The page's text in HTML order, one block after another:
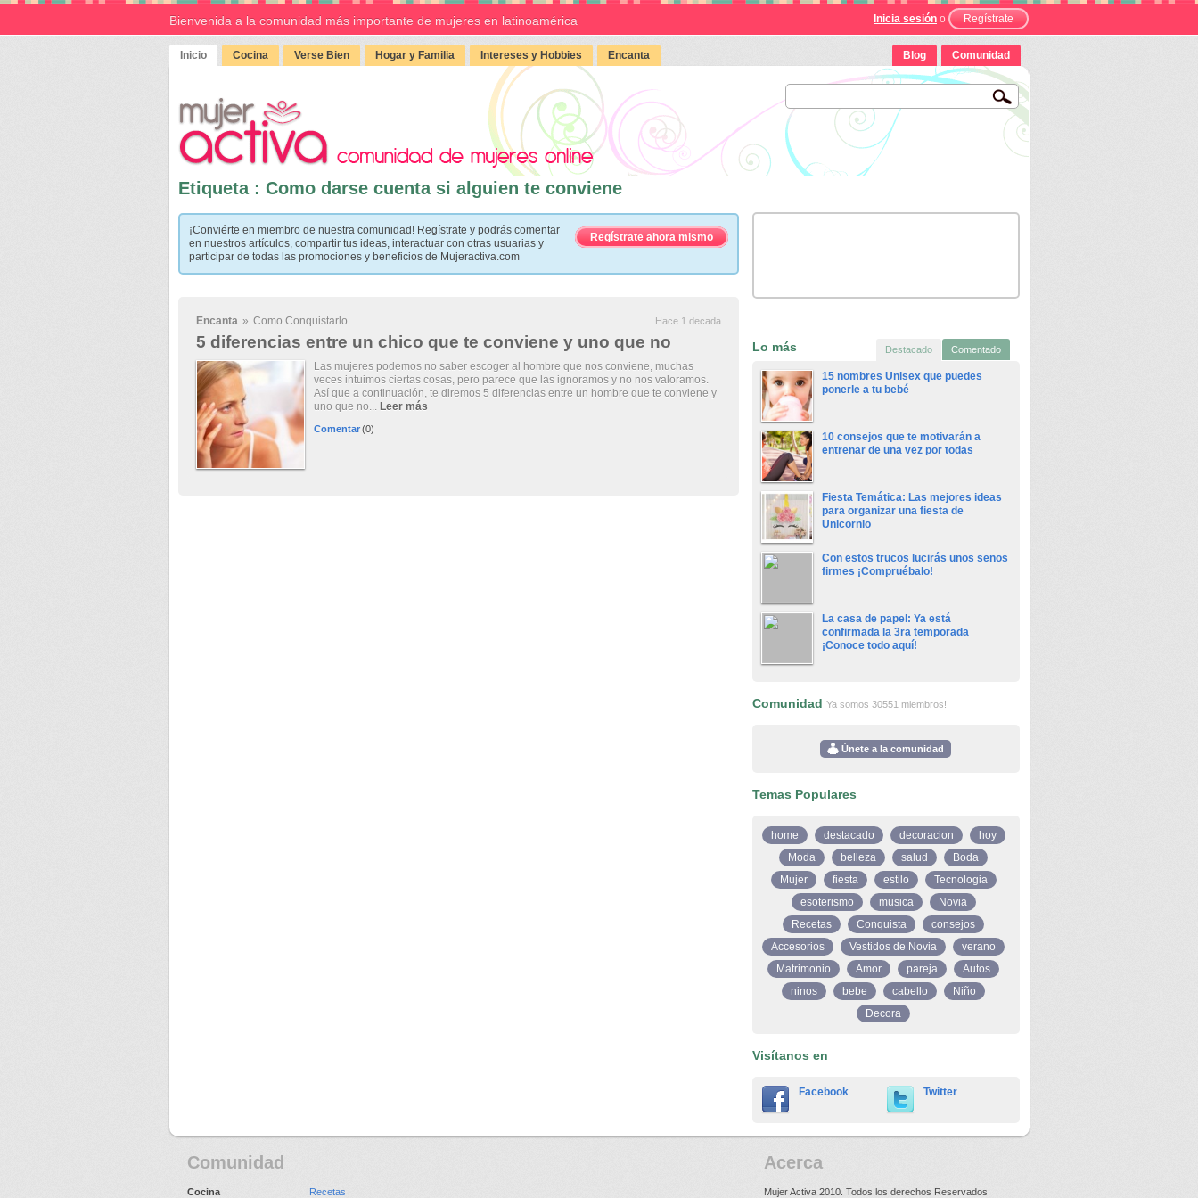
Bienvenida a la comunidad más importante de mujeres en latinoamérica Inicia sesión o Regístrate
Inicio Cocina Verse Bien Hogar y Familia Intereses y Hobbies Encanta Blog Comunidad
Etiqueta : Como darse cuenta si alguien te conviene
¡Conviérte en miembro de nuestra comunidad! Regístrate y podrás comentar
en nuestros artículos, compartir tus ideas, interactuar con otras usuarias y
participar de todas las promociones y beneficios de Mujeractiva.com
Regístrate ahora mismo
Encanta » Como Conquistarlo Hace 1 decada
5 diferencias entre un chico que te conviene y uno que no
Las mujeres podemos no saber escoger al hombre que nos conviene, muchas
veces intuimos ciertas cosas, pero parece que las ignoramos y no nos valoramos.
Así que a continuación, te diremos 5 diferencias entre un hombre que te conviene y
uno que no... Leer más
Comentar (0)
Lo más Destacado Comentado
15 nombres Unisex que puedes
ponerle a tu bebé
10 consejos que te motivarán a
entrenar de una vez por todas
Fiesta Temática: Las mejores ideas
para organizar una fiesta de
Unicornio
Con estos trucos lucirás unos senos
firmes ¡Compruébalo!
La casa de papel: Ya está
confirmada la 3ra temporada
¡Conoce todo aquí!
Comunidad Ya somos 30551 miembros!
Únete a la comunidad
Temas Populares
home destacado decoracion
hoy
Moda
belleza salud
Boda
Mujer
fiesta estilo
Tecnologia
esoterismo
musica
Novia
Recetas
Conquista
consejos
Accesorios
Vestidos de Novia
verano
Matrimonio
Amor pareja
Autos
ninos
bebe cabello
Niño
Decora
Visítanos en
Facebook Twitter
Comunidad
Cocina Recetas
Acerca
Mujer Activa 2010. Todos los derechos Reservados